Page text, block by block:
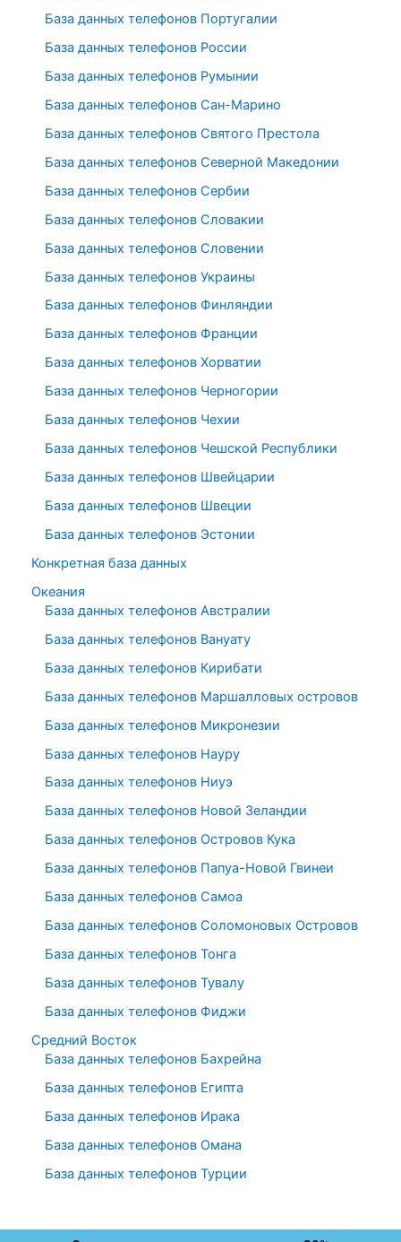
База данных телефонов Португалии
База данных телефонов России
База данных телефонов Румынии
База данных телефонов Сан-Марино
База данных телефонов Святого Престола
База данных телефонов Северной Македонии
База данных телефонов Сербии
База данных телефонов Словакии
База данных телефонов Словении
База данных телефонов Украины
База данных телефонов Финляндии
База данных телефонов Франции
База данных телефонов Хорватии
База данных телефонов Черногории
База данных телефонов Чехии
База данных телефонов Чешской Республики
База данных телефонов Швейцарии
База данных телефонов Швеции
База данных телефонов Эстонии
Конкретная база данных
Океания
База данных телефонов Австралии
База данных телефонов Вануату
База данных телефонов Кирибати
База данных телефонов Маршалловых островов
База данных телефонов Микронезии
База данных телефонов Науру
База данных телефонов Ниуэ
База данных телефонов Новой Зеландии
База данных телефонов Островов Кука
База данных телефонов Папуа-Новой Гвинеи
База данных телефонов Самоа
База данных телефонов Соломоновых Островов
База данных телефонов Тонга
База данных телефонов Тувалу
База данных телефонов Фиджи
Средний Восток
База данных телефонов Бахрейна
База данных телефонов Египта
База данных телефонов Ирака
База данных телефонов Омана
База данных телефонов Турции